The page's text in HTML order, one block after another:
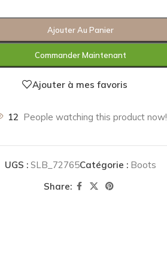
Ajouter Au Panier
Commander Maintenant
Ajouter à mes favoris
12 People watching this product now!
UGS : SLB_72765Catégorie : Boots
Share: